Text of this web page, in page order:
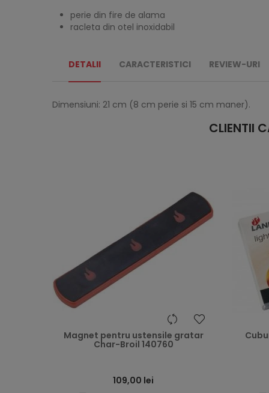
perie din fire de alama
racleta din otel inoxidabil
DETALII CARACTERISTICI REVIEW-URI
Dimensiuni: 21 cm (8 cm perie si 15 cm maner).
CLIENTII
heart
Magnet pentru ustensile gratar
Char-Broil 140760
109,00 lei